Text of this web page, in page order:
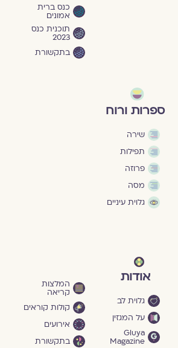
כנס ברית
אמונים
תוכנית כנס
2023
בתקשורת
ספרות ורוח
שירה
תפילות
פרוזה
מסה
גלוית עיניים
אודות
גלוית לב
על המגזין
Gluya
Magazine
המלצות
קריאה
קולות קוראים
אירועים
בתקשורת